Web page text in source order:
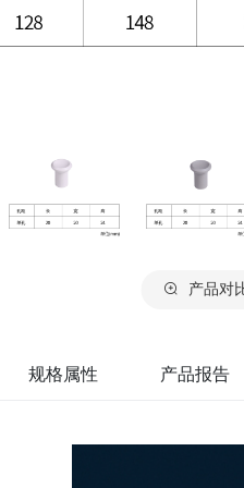
产品对
规格属性 产品报告